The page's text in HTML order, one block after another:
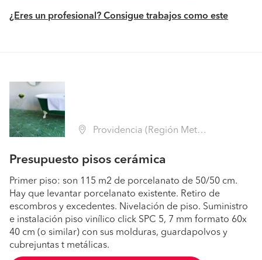
¿Eres un profesional? Consigue trabajos como este
Providencia (Región Metropolitana - Santiago)
Presupuesto pisos cerámica
Primer piso: son 115 m2 de porcelanato de 50/50 cm.
Hay que levantar porcelanato existente. Retiro de
escombros y excedentes. Nivelación de piso. Suministro
e instalación piso vinílico click SPC 5, 7 mm formato 60x
40 cm (o similar) con sus molduras, guardapolvos y
cubrejuntas t metálicas.